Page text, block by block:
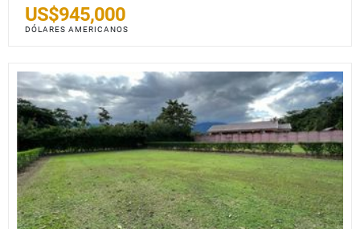
US$945,000
DÓLARES AMERICANOS